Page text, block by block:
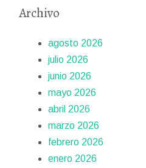
Archivo
agosto 2026
julio 2026
junio 2026
mayo 2026
abril 2026
marzo 2026
febrero 2026
enero 2026